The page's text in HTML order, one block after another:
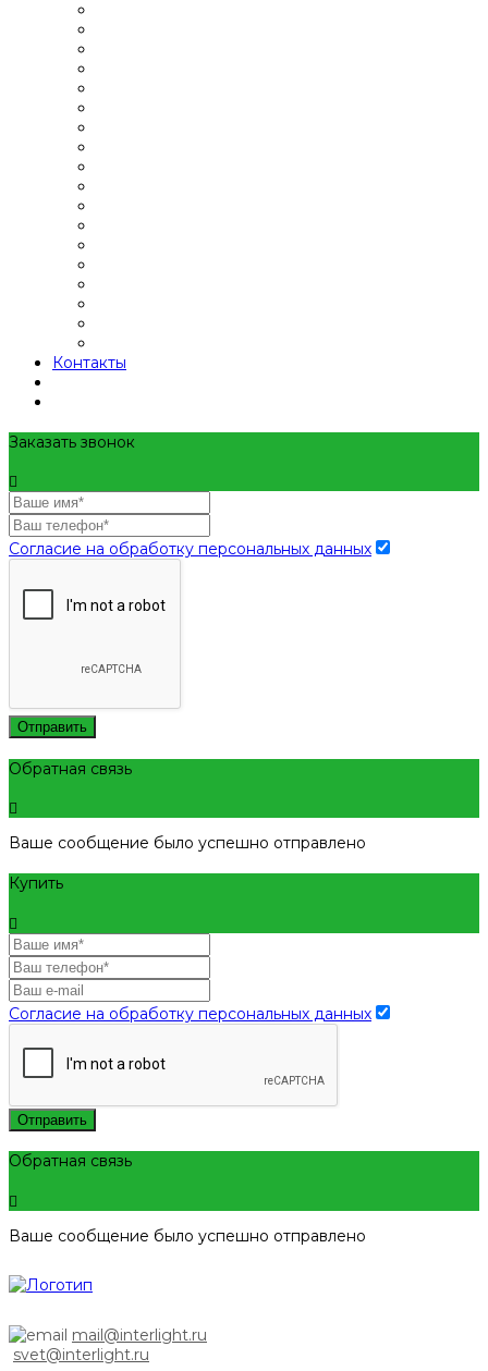
Контакты
Заказать звонок
Согласие на обработку персональных данных
Отправить
Обратная связь
Ваше сообщение было успешно отправлено
Купить
Согласие на обработку персональных данных
Отправить
Обратная связь
Ваше сообщение было успешно отправлено
mail@interlight.ru
svet@interlight.ru